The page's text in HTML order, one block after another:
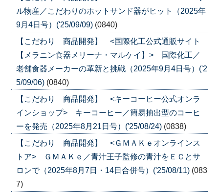
ル物産／こだわりのホットサンド器がヒット（2025年
9月4日号）('25/09/09) (0840)
【こだわり 商品開発】 <国際化工公式通販サイト
【メラニン食器メリーナ・マルケイ】> 国際化工／
老舗食器メーカーの革新と挑戦（2025年9月4日号）('2
5/09/06) (0840)
【こだわり 商品開発】 <キーコーヒー公式オンラ
インショップ> キーコーヒー／簡易抽出型のコーヒ
ーを発売（2025年8月21日号）('25/08/24) (0838)
【こだわり 商品開発】 <ＧＭＡＫｅオンラインス
トア> ＧＭＡＫｅ／青汁王子監修の青汁をＥＣとサ
ロンで（2025年8月7日・14日合併号）('25/08/11) (083
7)